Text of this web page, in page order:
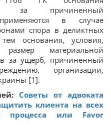
за причиненный
в случае
спора в деликтных
основания, условия,
материальной
за ущерб, причиненный
организации,
[1].
Советы от адвоката
клиента на всех
процесса или Favor